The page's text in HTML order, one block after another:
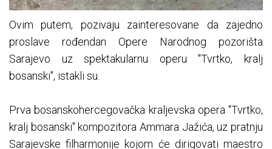
Ovim putem, pozivaju zainteresovane da zajedno
proslave rođendan Opere Narodnog pozorišta
Sarajevo uz spektakularnu operu "Tvrtko, kralj
bosanski", istakli su.
Prva bosanskohercegovačka kraljevska opera "Tvrtko,
kralj bosanski" kompozitora Ammara Jažića, uz pratnju
Sarajevske filharmonije kojom će dirigovati maestro